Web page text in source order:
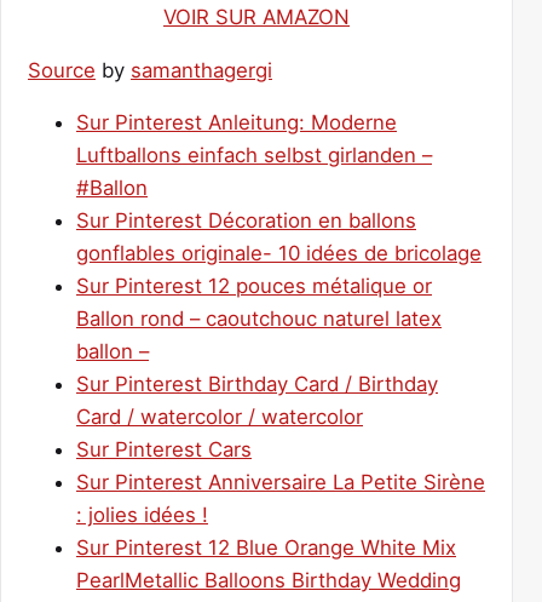
VOIR SUR AMAZON
Source by samanthagergi
Sur Pinterest Anleitung: Moderne
Luftballons einfach selbst girlanden –
#Ballon
Sur Pinterest Décoration en ballons
gonflables originale- 10 idées de bricolage
Sur Pinterest 12 pouces métalique or
Ballon rond – caoutchouc naturel latex
ballon –
Sur Pinterest Birthday Card / Birthday
Card / watercolor / watercolor
Sur Pinterest Cars
Sur Pinterest Anniversaire La Petite Sirène
: jolies idées !
Sur Pinterest 12 Blue Orange White Mix
PearlMetallic Balloons Birthday Wedding